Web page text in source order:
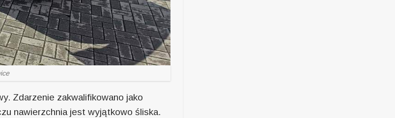
Zdarzenie zakwalifikowano jako
nawierzchnia jest wyjątkowo śliska.